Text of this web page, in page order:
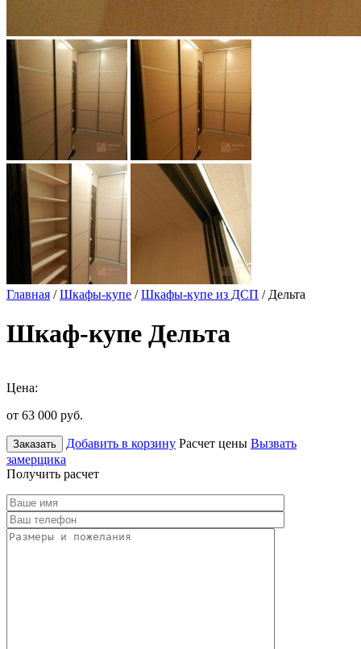
Главная /Шкафы-купе /Шкафы-купе из ДСП / Дельта
Шкаф-купе Дельта
Цена:
от 63 000 руб.
Заказать Добавить в корзину Расчет цены Вызвать
замерщика
Получить расчет